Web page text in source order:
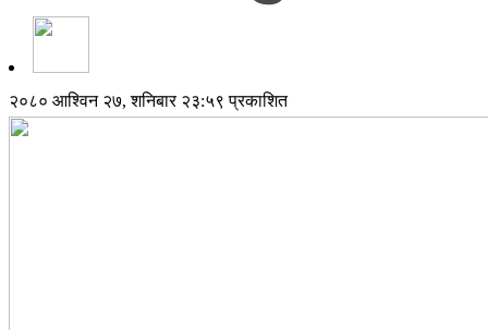
२०८० आश्विन २७, शनिबार २३:५९ प्रकाशित